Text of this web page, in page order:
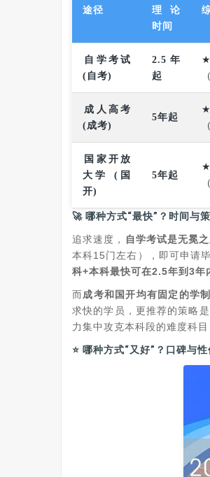
途径
理论
时间
自学考试
(自考)
2.5年
起
成人高考
(成考)
5年起
国家开放
大学 (国
开)
5年起
🚀 哪种方式“最快”？时间与
追求速度，‌ 自学考试是无冕
本科15门左右），即可申请
科+本科最快可在2.5年到3年
而‌成考和国开均有固定的学制
求快的学员，更推荐的策略是‌
力集中攻克本科段的难度科
⭐ 哪种方式“又好”？口碑与